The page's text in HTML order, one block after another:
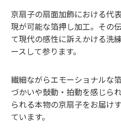
京扇子の扇面加飾における代
現が可能な箔押し加工。その
て現代の感性に訴えかける洗
ースして参ります。
繊細ながらエモーショナルな
づかいや鼓動・拍動を感じら
られる本物の京扇子をお届け
ています。